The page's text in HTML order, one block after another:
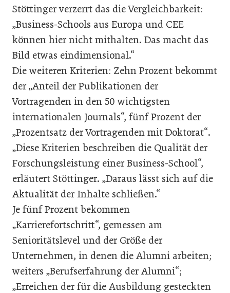
Stöttinger verzerrt das die Vergleichbarkeit:
„Business-Schools aus Europa und CEE
können hier nicht mithalten. Das macht das
Bild etwas eindimensional.“
Die weiteren Kriterien: Zehn Prozent bekommt
der „Anteil der Publikationen der
Vortragenden in den 50 wichtigsten
internationalen Journals“, fünf Prozent der
„Prozentsatz der Vortragenden mit Doktorat“.
„Diese Kriterien beschreiben die Qualität der
Forschungsleistung einer Business-School“,
erläutert Stöttinger. „Daraus lässt sich auf die
Aktualität der Inhalte schließen.“
Je fünf Prozent bekommen
„Karrierefortschritt“, gemessen am
Senioritätslevel und der Größe der
Unternehmen, in denen die Alumni arbeiten;
weiters „Berufserfahrung der Alumni“;
„Erreichen der für die Ausbildung gesteckten